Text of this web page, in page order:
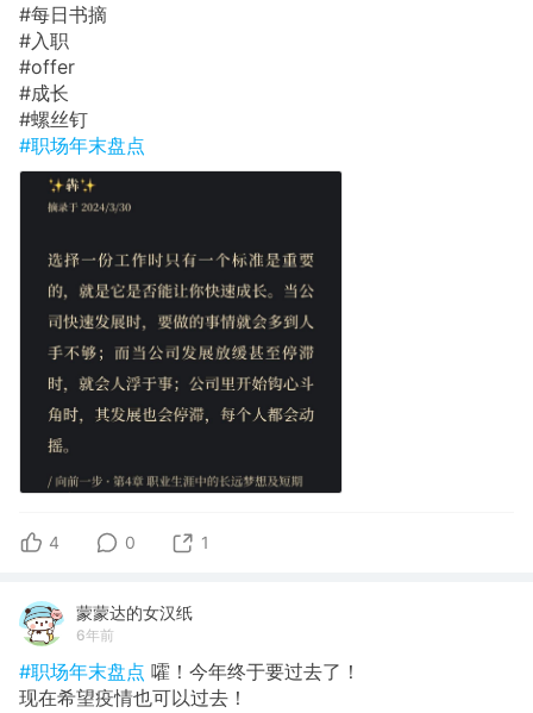
#每日书摘
#入职
#offer
#成长
#螺丝钉
#职场年末盘点
4 0 1
蒙蒙达的女汉纸
6年前
#职场年末盘点 嚯！今年终于要过去了！
现在希望疫情也可以过去！